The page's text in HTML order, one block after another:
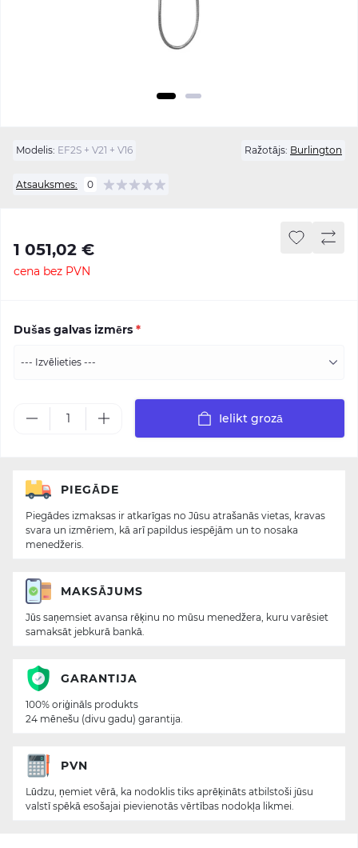
Modelis: EF2S + V21 + V16 Ražotājs: Burlington
Atsauksmes: 0
1 051,02 €
cena bez PVN
Dušas galvas izmērs *
Ielikt grozā
PIEGĀDE
Piegādes izmaksas ir atkarīgas no Jūsu atrašanās vietas, kravas
svara un izmēriem, kā arī papildus iespējām un to nosaka
menedžeris.
MAKSĀJUMS
Jūs saņemsiet avansa rēķinu no mūsu menedžera, kuru varēsiet
samaksāt jebkurā bankā.
GARANTIJA
100% oriģināls produkts
24 mēnešu (divu gadu) garantija.
PVN
Lūdzu, ņemiet vērā, ka nodoklis tiks aprēķināts atbilstoši jūsu
valstī spēkā esošajai pievienotās vērtības nodokļa likmei.